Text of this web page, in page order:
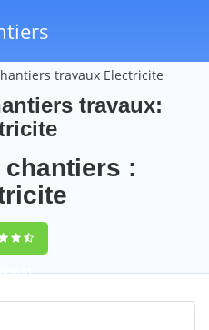
travaux Electricite
travaux:
:
81